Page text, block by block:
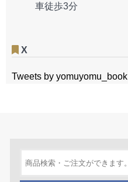
車徒歩3分
X
Tweets by yomuyomu_book